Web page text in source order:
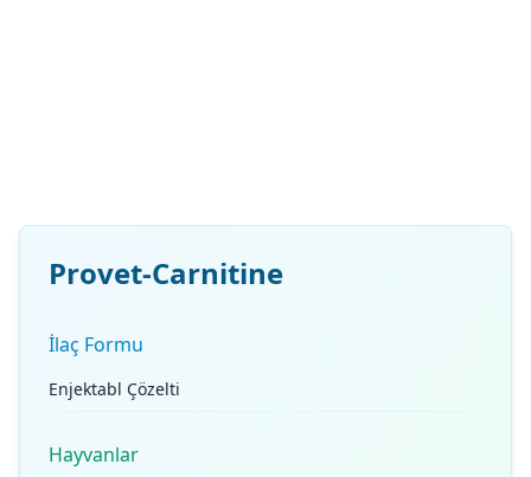
Provet-Carnitine
İlaç Formu
Enjektabl Çözelti
Hayvanlar